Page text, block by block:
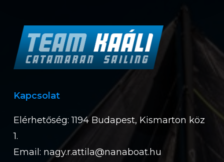
Kapcsolat
Elérhetőség: 1194 Budapest, Kismarton köz
1.
Email: nagy.r.attila@nanaboat.hu